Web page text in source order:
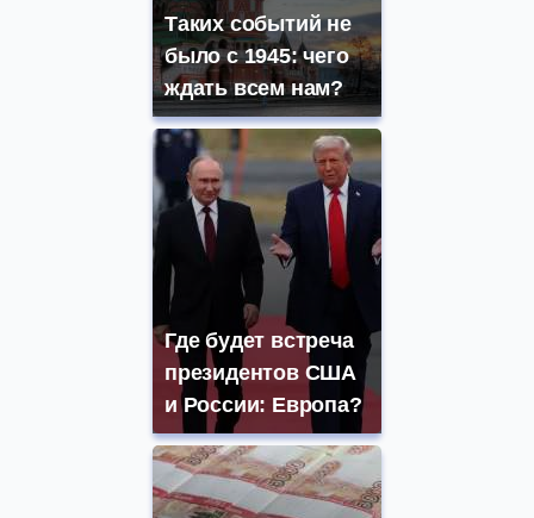
Таких событий не
было с 1945: чего
ждать всем нам?
Где будет встреча
президентов США
и России: Европа?